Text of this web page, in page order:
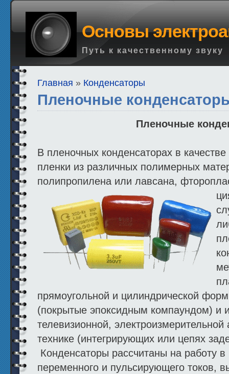
Основы
Путь к качественному звуку
Главная » Конденсаторы
Пленочные
Пленочные
В пленочных конденсаторах в
пленки из различных полимерных
полипропилена или лавсана,
прямоугольной и цилин­дрической
(покрытые эпоксидным компа­ундом) и
телевизионной,
технике (интегрирующих или цепях
Конденсаторы рассчитаны на работу в
переменного и пульсирую­щего токов,